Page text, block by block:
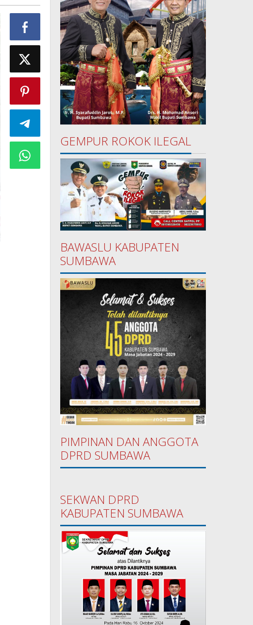
GEMPUR ROKOK ILEGAL
BAWASLU KABUPATEN
SUMBAWA
PIMPINAN DAN ANGGOTA
DPRD SUMBAWA
SEKWAN DPRD
KABUPATEN SUMBAWA